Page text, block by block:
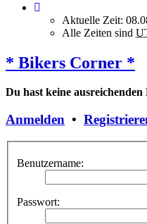
Aktuelle Zeit:
Alle Zeiten sind
* Bikers Corner *
Du hast keine
Anmelden •
Benutzername:
Passwort: